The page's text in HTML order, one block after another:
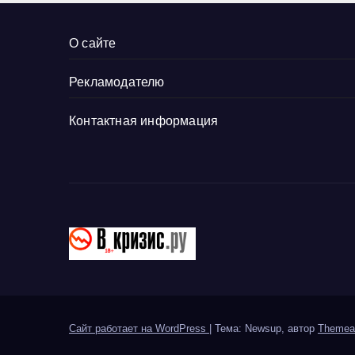
О сайте
Рекламодателю
Контактная информация
Сайт работает на WordPress | Тема: Newsup, автор